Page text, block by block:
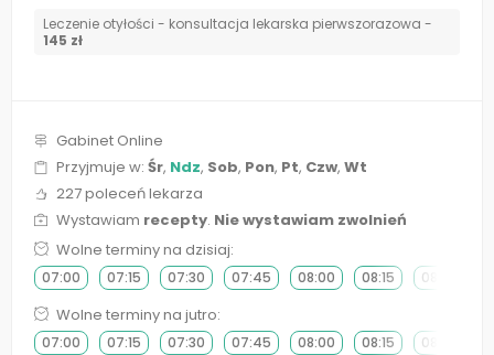
Leczenie otyłości - konsultacja lekarska pierwszorazowa -
145 zł
Gabinet Online
Przyjmuje w: Śr, Ndz, Sob, Pon, Pt, Czw, Wt
227 poleceń lekarza
Wystawiam recepty. Nie wystawiam zwolnień
Wolne terminy na dzisiaj:
07:00 07:15 07:30 07:45 08:00 08:15 08:30
Wolne terminy na jutro:
07:00 07:15 07:30 07:45 08:00 08:15 08:30